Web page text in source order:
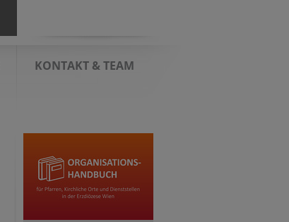
KONTAKT & TEAM